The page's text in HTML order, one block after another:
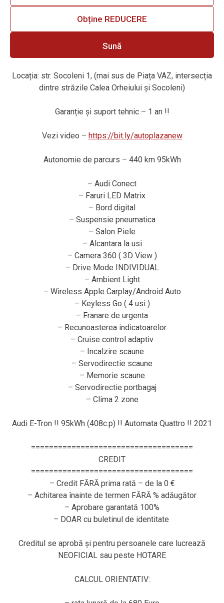
Obține REDUCERE
Sună
Locația: str. Socoleni 1, (mai sus de Piața VAZ, intersecția
dintre străzile Calea Orheiului și Socoleni)
Garanție și suport tehnic – 1 an !!
Vezi video – https://bit.ly/autoplazanew
Autonomie de parcurs – 440 km 95kWh
– Audi Conect
– Faruri LED Matrix
– Bord digital
– Suspensie pneumatica
– Salon Piele
– Alcantara la usi
– Camera 360 ( 3D View )
– Drive Mode INDIVIDUAL
– Ambient Light
– Wireless Apple Carplay/Android Auto
– Keyless Go ( 4 usi )
– Franare de urgenta
– Recunoasterea indicatoarelor
– Cruise control adaptiv
– Incalzire scaune
– Servodirectie scaune
– Memorie scaune
– Servodirectie portbagaj
– Clima 2 zone
Audi E-Tron !! 95kWh (408c.p) !! Automata Quattro !! 2021
====================================
CREDIT
====================================
– Credit FĂRĂ prima rată – de la 0 €
– Achitarea înainte de termen FĂRĂ % adăugător
– Aprobare garantată 100%
– DOAR cu buletinul de identitate
Creditul se aprobă și pentru persoanele care lucrează
NEOFICIAL sau peste HOTARE
CALCUL ORIENTATIV: